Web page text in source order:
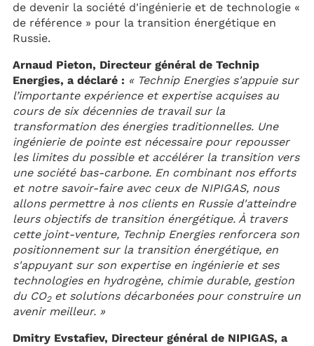
de devenir la société d'ingénierie et de technologie «
de référence » pour la transition énergétique en
Russie.
Arnaud Pieton, Directeur général de Technip
Energies, a déclaré : « Technip Energies s'appuie sur
l’importante expérience et expertise acquises au
cours de six décennies de travail sur la
transformation des énergies traditionnelles. Une
ingénierie de pointe est nécessaire pour repousser
les limites du possible et accélérer la transition vers
une société bas-carbone. En combinant nos efforts
et notre savoir-faire avec ceux de NIPIGAS, nous
allons permettre à nos clients en Russie d'atteindre
leurs objectifs de transition énergétique. À travers
cette joint-venture, Technip Energies renforcera son
positionnement sur la transition énergétique, en
s'appuyant sur son expertise en ingénierie et ses
technologies en hydrogène, chimie durable, gestion
du CO2et solutions décarbonées pour construire un
avenir meilleur. »
Dmitry Evstafiev, Directeur général de NIPIGAS, a